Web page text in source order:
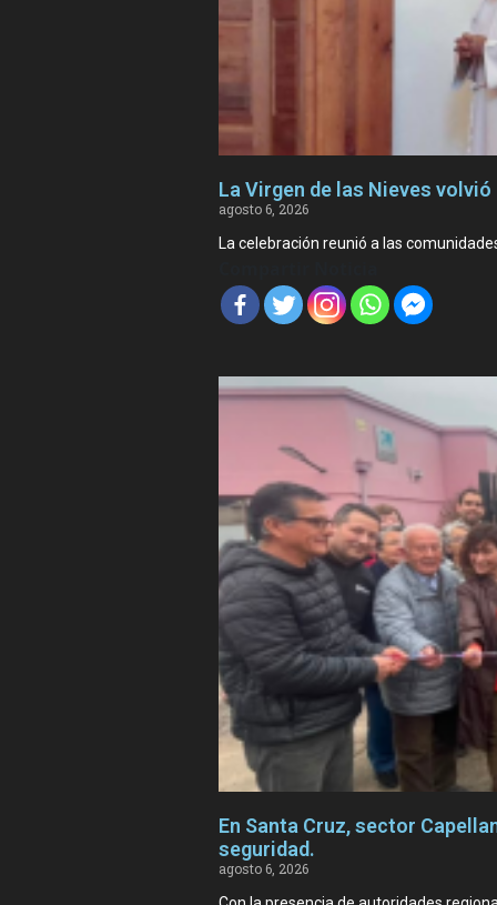
La Virgen de las Nieves
agosto 6, 2026
La celebración reunió a las
En Santa Cruz, sector
seguridad.
agosto 6, 2026